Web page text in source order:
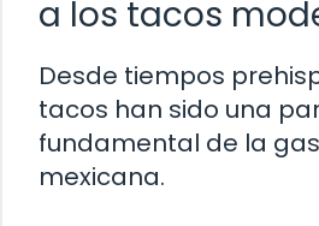
a los tacos
Desde tiempos
tacos han sido una
fundamental de la
mexicana.